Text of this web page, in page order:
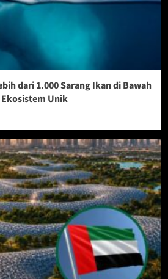
dari 1.000 Sarang Ikan di Bawah
Unik